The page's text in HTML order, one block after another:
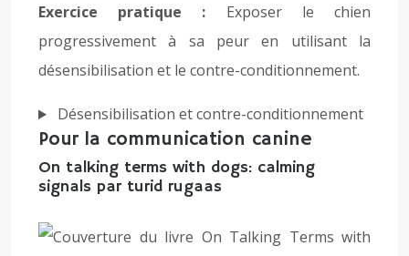
Exercice pratique : Exposer le chien
progressivement à sa peur en utilisant la
désensibilisation et le contre-conditionnement.
Désensibilisation et contre-conditionnement
Pour la communication canine
On talking terms with dogs: calming
signals par turid rugaas